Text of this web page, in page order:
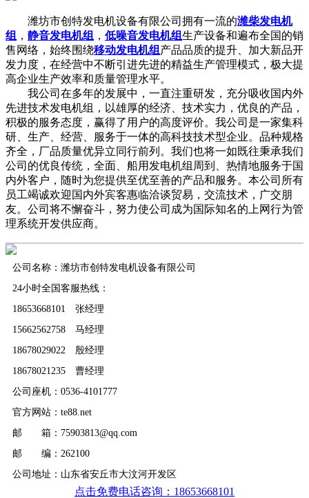
潍坊市创特发电机设备有限公司拥有一流的潍柴发电机
组 ， 静音发电机组 ， 低噪音发电机组生产设备和遍布全国的销
售网络，始终围绕移动发电机组 产品品质的提升、加大新品开
发力度，在经营中不断引进先进的精益生产管理模式，极大提
高企业生产效率和质量管理水平。
我公司在多年的发展中，一直注重研发，充分吸收国内外
先进技术发电机组，以雄厚的经济、技术实力，优良的产品，
积极的服务态度，赢得了用户的高度评价。我公司是一家集科
研、生产、经营、服务于一体的高科技技术型企业。品种规格
齐全，厂品质量优异立同行前列。我们也将一如既往秉承我们
公司的优良传统，全面、船用发电机组周到、热情地服务于国
内外客户，随时为您提供至优至善的产品和服务。本公司所有
员工竭诚欢迎国内外宾客惠临洽谈贸易，交流技术，广交朋
友。公司将不懈奋斗，努力使公司成为国际知名的上网行为管
理系统开发供应商。
公司名称：潍坊市创特发电机设备有限公司
24小时全国客服热线：
18653668101 张经理
15662562758 马经理
18678029022 殷经理
18678021235 曹经理
公司座机：0536-4101777
官方网站：te88.net
邮 箱：75903813@qq.com
邮 编：262100
公司地址：山东省安丘市大汶河开发区
点击免费电话咨询：18653668101